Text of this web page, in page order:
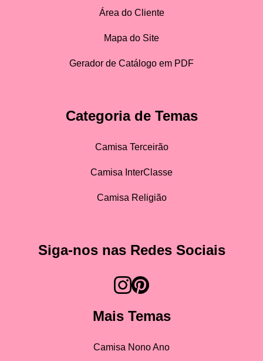
Área do Cliente
Mapa do Site
Gerador de Catálogo em PDF
Categoria de Temas
Camisa Terceirão
Camisa InterClasse
Camisa Religião
Siga-nos nas Redes Sociais
Mais Temas
Camisa Nono Ano